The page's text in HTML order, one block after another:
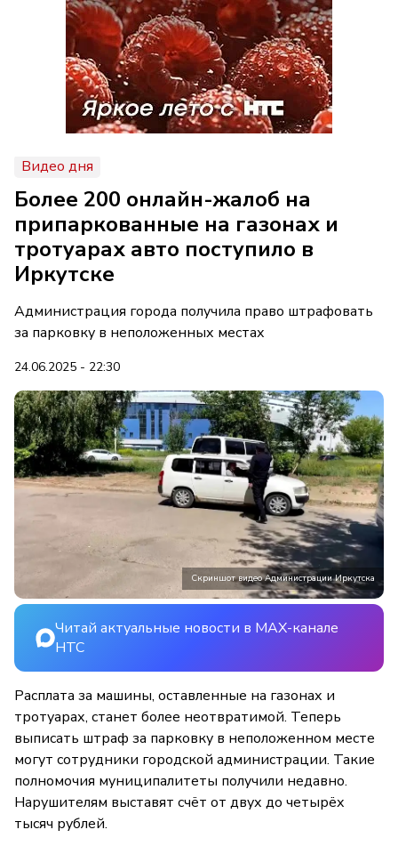
Видео дня
Более 200 онлайн-жалоб на
припаркованные на газонах и
тротуарах авто поступило в
Иркутске
Администрация города получила право штрафовать
за парковку в неположенных местах
24.06.2025 - 22:30
Скриншот видео Администрации Иркутска
Читай актуальные новости в MAX-канале
НТС
Расплата за машины, оставленные на газонах и
тротуарах, станет более неотвратимой. Теперь
выписать штраф за парковку в неположенном месте
могут сотрудники городской администрации. Такие
полномочия муниципалитеты получили недавно.
Нарушителям выставят счёт от двух до четырёх
тысяч рублей.